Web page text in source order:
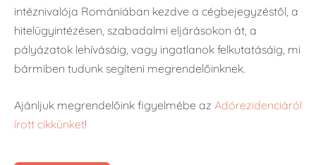
intéznivalója Romániában kezdve a cégbejegyzéstől, a
hitelügyintézésen, szabadalmi eljárásokon át, a
pályázatok lehívásáig, vagy ingatlanok felkutatásáig, mi
bármiben tudunk segíteni megrendelőinknek.
Ajánljuk megrendelőink figyelmébe az Adórezidenciáról
írott cikkünket!